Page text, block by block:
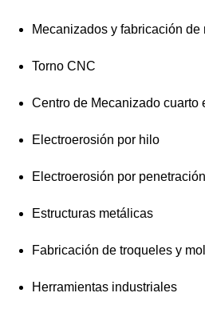
Mecanizados y fabricación de
Torno CNC
Centro de Mecanizado cuarto
Electroerosión por hilo
Electroerosión por penetración
Estructuras metálicas
Fabricación de troqueles y
Herramientas industriales